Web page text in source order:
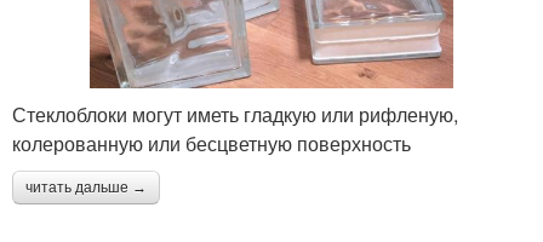
Стеклоблоки могут иметь гладкую или рифленую,
колерованную или бесцветную поверхность
читать дальше →